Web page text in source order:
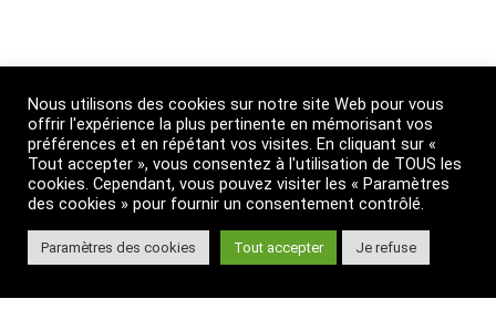
Boutique
Grossiste huiles essentielles
Suivez nous
Primessence
Nous utilisons des cookies sur notre site Web pour vous
offrir l'expérience la plus pertinente en mémorisant vos
préférences et en répétant vos visites. En cliquant sur «
Tout accepter », vous consentez à l'utilisation de TOUS les
cookies. Cependant, vous pouvez visiter les « Paramètres
des cookies » pour fournir un consentement contrôlé.
Paramètres des cookies Tout accepter Je refuse